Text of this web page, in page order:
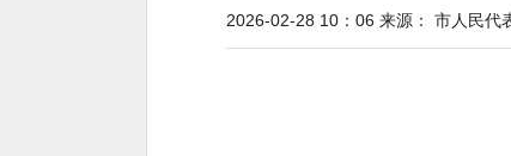
2026-02-28 10：06 来源： 市人民代